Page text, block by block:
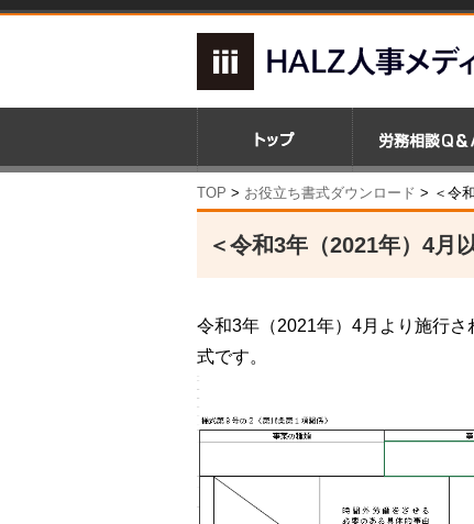
TOP > お役立ち書式ダウンロード > ＜令
＜令和3年（2021年）4月
令和3年（2021年）4月より施行
式です。